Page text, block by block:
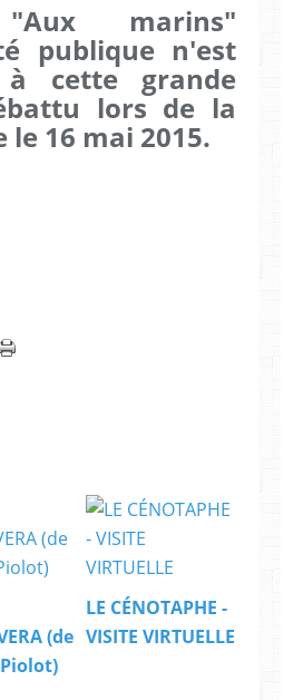
marins"
publique n'est
cette grande
lors de la
16 mai 2015.
(de
LE CÉNOTAPHE -
VISITE VIRTUELLE